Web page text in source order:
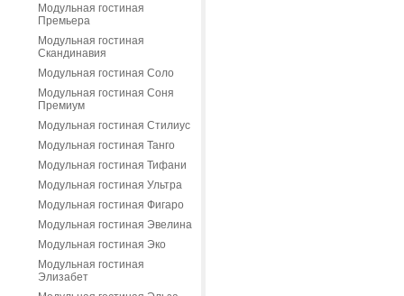
Модульная гостиная
Премьера
Модульная гостиная
Скандинавия
Модульная гостиная Соло
Модульная гостиная Соня
Премиум
Модульная гостиная Стилиус
Модульная гостиная Танго
Модульная гостиная Тифани
Модульная гостиная Ультра
Модульная гостиная Фигаро
Модульная гостиная Эвелина
Модульная гостиная Эко
Модульная гостиная
Элизабет